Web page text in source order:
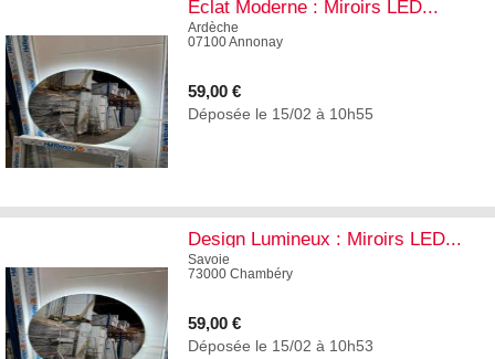
Éclat Moderne : Miroirs LED...
Ardèche
07100 Annonay
59,00 €
Déposée le 15/02 à 10h55
Design Lumineux : Miroirs LED...
Savoie
73000 Chambéry
59,00 €
Déposée le 15/02 à 10h53